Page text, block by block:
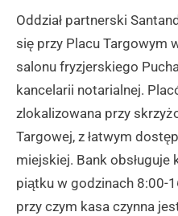
Oddział partnerski
się przy Placu Targowym
salonu fryzjerskiego
kancelarii notarialnej.
zlokalizowana przy
Targowej, z łatwym
miejskiej. Bank obsługuje
piątku w godzinach 8:00-
przy czym kasa czynna